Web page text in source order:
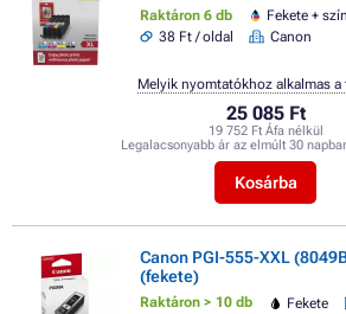
Raktáron 6 db Fekete +
38 Ft / oldal
Canon
25 085 Ft
19 752 Ft Áfa nélkül
Legalacsonyabb ár az elmúlt 30
Kosárba
Melyik nyomtatókhoz alkalmas a
Canon PGI-555-XXL
(fekete)
Raktáron > 10 db Fekete